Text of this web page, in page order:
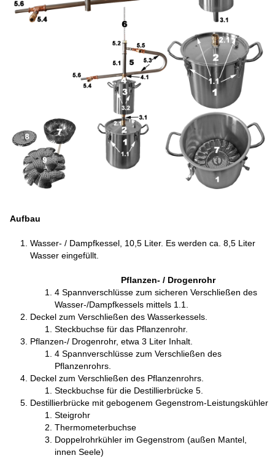
Aufbau
Wasser- / Dampfkessel, 10,5 Liter. Es werden ca. 8,5 Liter
Wasser eingefüllt.
Pflanzen- / Drogenrohr
4 Spannverschlüsse zum sicheren Verschließen des
Wasser-/Dampfkessels mittels 1.1.
Deckel zum Verschließen des Wasserkessels.
Steckbuchse für das Pflanzenrohr.
Pflanzen-/ Drogenrohr, etwa 3 Liter Inhalt.
4 Spannverschlüsse zum Verschließen des
Pflanzenrohrs.
Deckel zum Verschließen des Pflanzenrohrs.
Steckbuchse für die Destillierbrücke 5.
Destillierbrücke mit gebogenem Gegenstrom-Leistungskühler
Steigrohr
Thermometerbuchse
Doppelrohrkühler im Gegenstrom (außen Mantel,
innen Seele)